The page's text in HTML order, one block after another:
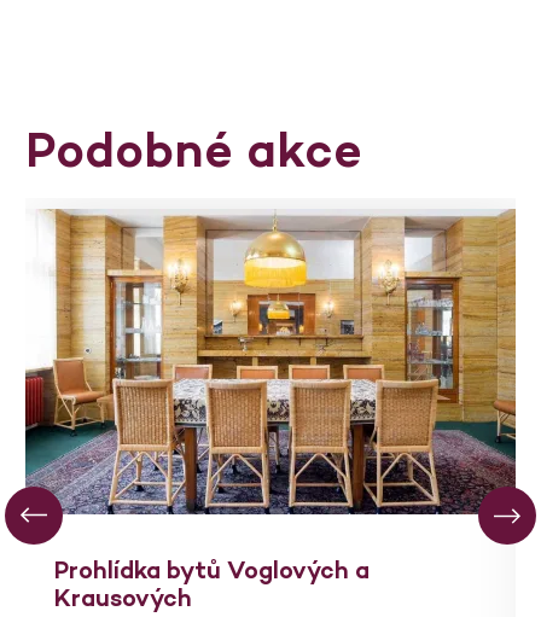
Podobné akce
Prohlídka bytů Voglových a
Krausových